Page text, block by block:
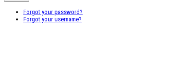
Forgot your password?
Forgot your username?